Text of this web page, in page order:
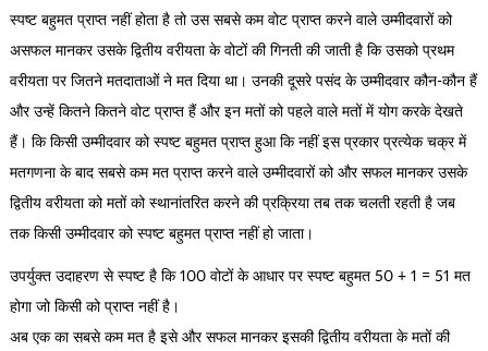
स्पष्ट बहुमत प्राप्त नहीं होता है तो उस सबसे कम वोट प्राप्त करने वाले उम्मीदवारों को
असफल मानकर उसके द्वितीय वरीयता के वोटों की गिनती की जाती है कि उसको प्रथम
वरीयता पर जितने मतदाताओं ने मत दिया था। उनकी दूसरे पसंद के उम्मीदवार कौन-कौन हैं
और उन्हें कितने कितने वोट प्राप्त हैं और इन मतों को पहले वाले मतों में योग करके देखते
हैं। कि किसी उम्मीदवार को स्पष्ट बहुमत प्राप्त हुआ कि नहीं इस प्रकार प्रत्येक चक्र में
मतगणना के बाद सबसे कम मत प्राप्त करने वाले उम्मीदवारों को और सफल मानकर उसके
द्वितीय वरीयता को मतों को स्थानांतरित करने की प्रक्रिया तब तक चलती रहती है जब
तक किसी उम्मीदवार को स्पष्ट बहुमत प्राप्त नहीं हो जाता।
उपर्युक्त उदाहरण से स्पष्ट है कि 100 वोटों के आधार पर स्पष्ट बहुमत 50 + 1 = 51 मत
होगा जो किसी को प्राप्त नहीं है।
अब एक का सबसे कम मत है इसे और सफल मानकर इसकी द्वितीय वरीयता के मतों की